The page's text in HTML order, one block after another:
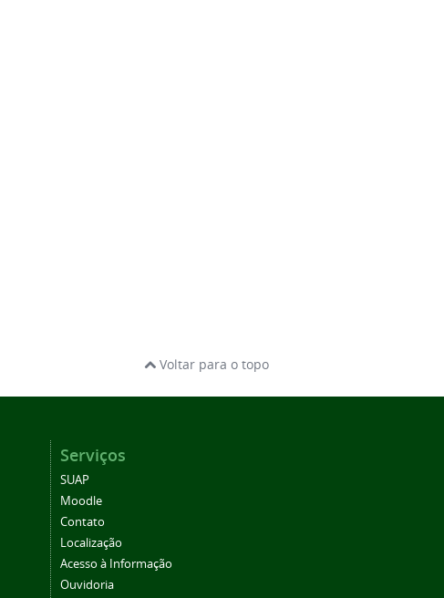
Voltar para o topo
Serviços
SUAP
Moodle
Contato
Localização
Acesso à Informação
Ouvidoria